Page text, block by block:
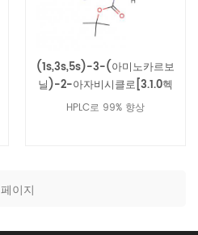
(1s,3s,5s)-3-(아미노카르보
닐)-2-아자비시클로[3.1.0헥
산-2-카르복실산 tert-부틸
HPLC로 99% 향상
페이지